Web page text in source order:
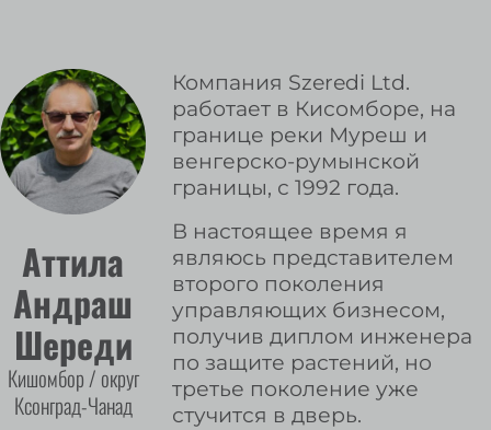
Аттила
Андраш
Шереди
Кишомбор / округ
Ксонград-Чанад
Компания Szeredi Ltd.
работает в Кисомборе, на
границе реки Муреш и
венгерско-румынской
границы, с 1992 года.
В настоящее время я
являюсь представителем
второго поколения
управляющих бизнесом,
получив диплом инженера
по защите растений, но
третье поколение уже
стучится в дверь.